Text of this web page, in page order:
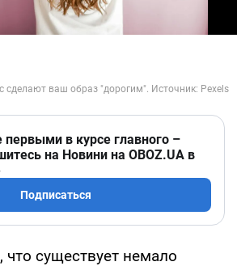
первыми в курсе главного –
на Новини на OBOZ.UA в
Подписаться
что существует немало